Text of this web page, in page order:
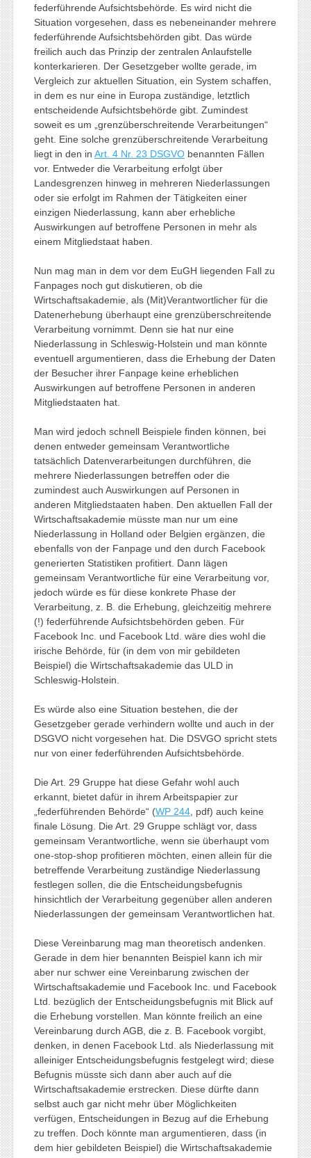
federführende Aufsichtsbehörde. Es wird nicht die
Situation vorgesehen, dass es nebeneinander mehrere
federführende Aufsichtsbehörden gibt. Das würde
freilich auch das Prinzip der zentralen Anlaufstelle
konterkarieren. Der Gesetzgeber wollte gerade, im
Vergleich zur aktuellen Situation, ein System schaffen,
in dem es nur eine in Europa zuständige, letztlich
entscheidende Aufsichtsbehörde gibt. Zumindest
soweit es um „grenzüberschreitende Verarbeitungen“
geht. Eine solche grenzüberschreitende Verarbeitung
liegt in den in Art. 4 Nr. 23 DSGVObenannten Fällen
vor. Entweder die Verarbeitung erfolgt über
Landesgrenzen hinweg in mehreren Niederlassungen
oder sie erfolgt im Rahmen der Tätigkeiten einer
einzigen Niederlassung, kann aber erhebliche
Auswirkungen auf betroffene Personen in mehr als
einem Mitgliedstaat haben.
Nun mag man in dem vor dem EuGH liegenden Fall zu
Fanpages noch gut diskutieren, ob die
Wirtschaftsakademie, als (Mit)Verantwortlicher für die
Datenerhebung überhaupt eine grenzüberschreitende
Verarbeitung vornimmt. Denn sie hat nur eine
Niederlassung in Schleswig-Holstein und man könnte
eventuell argumentieren, dass die Erhebung der Daten
der Besucher ihrer Fanpage keine erheblichen
Auswirkungen auf betroffene Personen in anderen
Mitgliedstaaten hat.
Man wird jedoch schnell Beispiele finden können, bei
denen entweder gemeinsam Verantwortliche
tatsächlich Datenverarbeitungen durchführen, die
mehrere Niederlassungen betreffen oder die
zumindest auch Auswirkungen auf Personen in
anderen Mitgliedstaaten haben. Den aktuellen Fall der
Wirtschaftsakademie müsste man nur um eine
Niederlassung in Holland oder Belgien ergänzen, die
ebenfalls von der Fanpage und den durch Facebook
generierten Statistiken profitiert. Dann lägen
gemeinsam Verantwortliche für eine Verarbeitung vor,
jedoch würde es für diese konkrete Phase der
Verarbeitung, z. B. die Erhebung, gleichzeitig mehrere
(!) federführende Aufsichtsbehörden geben. Für
Facebook Inc. und Facebook Ltd. wäre dies wohl die
irische Behörde, für (in dem von mir gebildeten
Beispiel) die Wirtschaftsakademie das ULD in
Schleswig-Holstein.
Es würde also eine Situation bestehen, die der
Gesetzgeber gerade verhindern wollte und auch in der
DSGVO nicht vorgesehen hat. Die DSVGO spricht stets
nur von einer federführenden Aufsichtsbehörde.
Die Art. 29 Gruppe hat diese Gefahr wohl auch
erkannt, bietet dafür in ihrem Arbeitspapier zur
„federführenden Behörde“ (WP 244, pdf) auch keine
finale Lösung. Die Art. 29 Gruppe schlägt vor, dass
gemeinsam Verantwortliche, wenn sie überhaupt vom
one-stop-shop profitieren möchten, einen allein für die
betreffende Verarbeitung zuständige Niederlassung
festlegen sollen, die die Entscheidungsbefugnis
hinsichtlich der Verarbeitung gegenüber allen anderen
Niederlassungen der gemeinsam Verantwortlichen hat.
Diese Vereinbarung mag man theoretisch andenken.
Gerade in dem hier benannten Beispiel kann ich mir
aber nur schwer eine Vereinbarung zwischen der
Wirtschaftsakademie und Facebook Inc. und Facebook
Ltd. bezüglich der Entscheidungsbefugnis mit Blick auf
die Erhebung vorstellen. Man könnte freilich an eine
Vereinbarung durch AGB, die z. B. Facebook vorgibt,
denken, in denen Facebook Ltd. als Niederlassung mit
alleiniger Entscheidungsbefugnis festgelegt wird; diese
Befugnis müsste sich dann aber auch auf die
Wirtschaftsakademie erstrecken. Diese dürfte dann
selbst auch gar nicht mehr über Möglichkeiten
verfügen, Entscheidungen in Bezug auf die Erhebung
zu treffen. Doch könnte man argumentieren, dass (in
dem hier gebildeten Beispiel) die Wirtschaftsakademie